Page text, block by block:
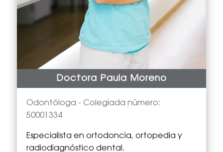
Doctora Paula Moreno
Odontóloga - Colegiada número:
50001334
Especialista en ortodoncia, ortopedia y
radiodiagnóstico dental.